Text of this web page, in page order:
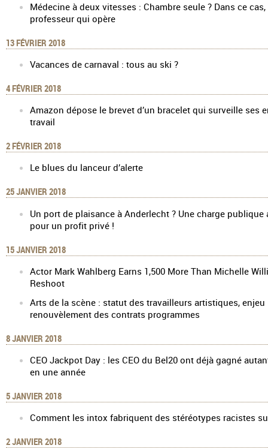
Médecine à deux vitesses : Chambre seule ? Dans ce cas,
professeur qui opère
13 FÉVRIER 2018
Vacances de carnaval : tous au ski ?
4 FÉVRIER 2018
Amazon dépose le brevet d’un bracelet qui surveille ses
travail
2 FÉVRIER 2018
Le blues du lanceur d’alerte
25 JANVIER 2018
Un port de plaisance à Anderlecht ? Une charge publique
pour un profit privé !
15 JANVIER 2018
Actor Mark Wahlberg Earns 1,500 More Than Michelle
Reshoot
Arts de la scène : statut des travailleurs artistiques, enjeu
renouvèlement des contrats programmes
8 JANVIER 2018
CEO Jackpot Day : les CEO du Bel20 ont déjà gagné
en une année
5 JANVIER 2018
Comment les intox fabriquent des stéréotypes racistes
2 JANVIER 2018